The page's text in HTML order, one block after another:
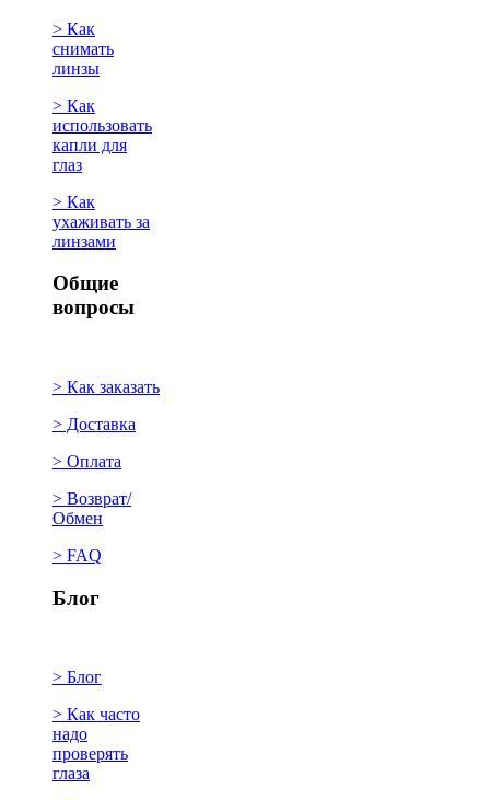
> Как
снимать
линзы
> Как
использовать
капли для
глаз
> Как
ухаживать за
линзами
Общие
вопросы
> Как заказать
> Доставка
> Оплата
> Возврат/
Обмен
> FAQ
Блог
> Блог
> Как часто
надо
проверять
глаза